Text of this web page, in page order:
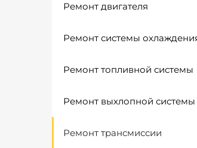
Ремонт двигателя
Ремонт системы
Ремонт топливной системы
Ремонт выхлопной системы
Ремонт трансмиссии